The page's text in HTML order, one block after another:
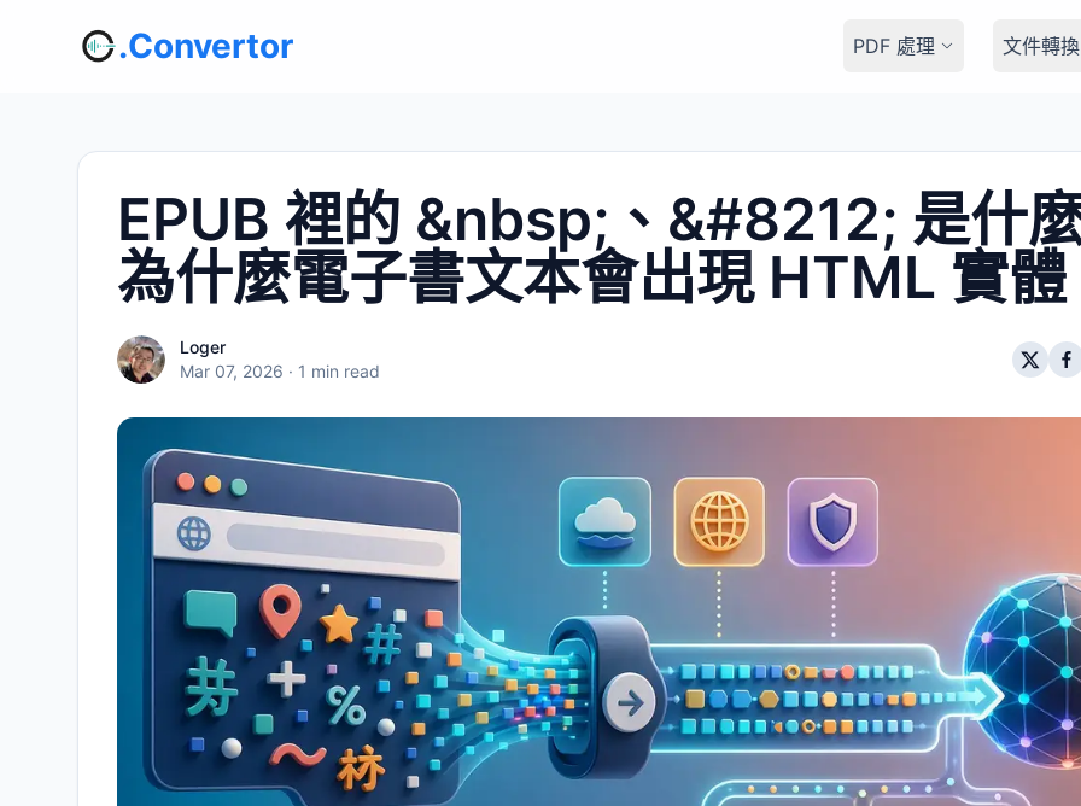
.Convertor PDF 處理 文件轉換
EPUB 裡的 &nbsp;、&#8212; 是什
為什麼電子書文本會出現 HTML 實體
Loger
Mar 07, 2026 · 1 min read